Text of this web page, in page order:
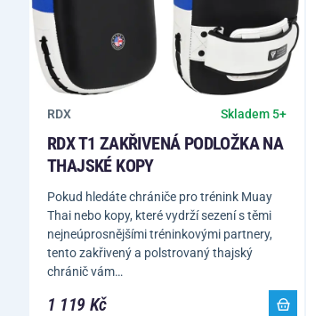
RDX Skladem 5+
RDX T1 ZAKŘIVENÁ PODLOŽKA NA
THAJSKÉ KOPY
Pokud hledáte chrániče pro trénink Muay
Thai nebo kopy, které vydrží sezení s těmi
nejneúprosnějšími tréninkovými partnery,
tento zakřivený a polstrovaný thajský
chránič vám…
1 119 Kč